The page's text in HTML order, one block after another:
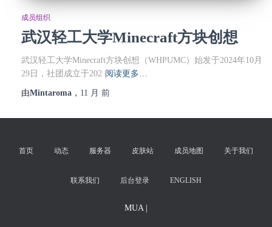
成员组织
武汉轻工大学Minecraft方块创想
武汉轻工大学Minecraft方块创想（WHPUMC）始发于2024年10月
29日，社团成立于202 阅读更多…
由Mintaroma ， 11 月 前
首页 动态 服务器 皮肤站 成员地图 关于我们
联系我们 后台登录 ENGLISH
MUA |